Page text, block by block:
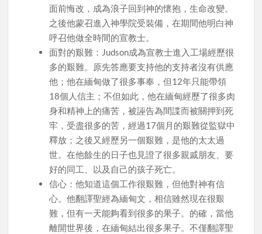
面前悔改，成為浪子回到神的懷抱，生命改變。
之後他蒙召進入神學院受裝備，在期間他明白神
呼召他做全時間的宣教士。
面對的艱難：Judson成為宣教士進入工場經歷很
多的艱難。原先答應要支持他的支持者沒有供應
他；他在緬甸做了很多事奉，但12年只能帶領
18個人信主；不但如此，他在緬甸經歷了很多肉
身和精神上的痛苦，被誣告為間諜而被關押到死
牢，受盡很多的苦，經過17個月的艱難從監獄中
釋放；之後又經歷另一個艱難，是他的太太過
世。在他餘生的日子也見證了很多親戚朋友、要
好的同工、以及自己的孩子死亡。
信心：他知道這個工作很艱難，但他對神有信
心。他翻譯聖經為緬甸文，相信雖然現在很艱
難，但有一天能夠看到很多的果子。的確，當他
離開世界後，在緬甸結出很多果子。不僅翻譯聖